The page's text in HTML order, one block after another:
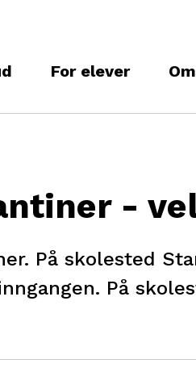
For elever
-
På skolested
På